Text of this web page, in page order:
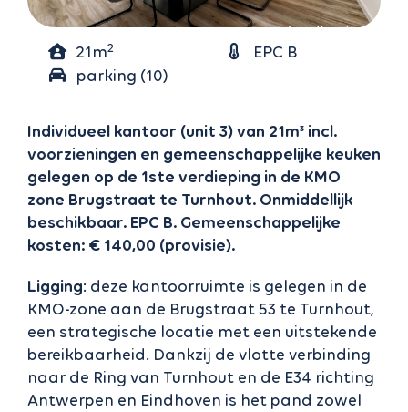
21m2
EPC B
parking (10)
Individueel kantoor (unit 3) van 21m³ incl.
voorzieningen en gemeenschappelijke keuken
gelegen op de 1ste verdieping in de KMO
zone Brugstraat te Turnhout. Onmiddellijk
beschikbaar. EPC B. Gemeenschappelijke
kosten: € 140,00 (provisie).
Ligging: deze kantoorruimte is gelegen in de
KMO-zone aan de Brugstraat 53 te Turnhout,
een strategische locatie met een uitstekende
bereikbaarheid. Dankzij de vlotte verbinding
naar de Ring van Turnhout en de E34 richting
Antwerpen en Eindhoven is het pand zowel